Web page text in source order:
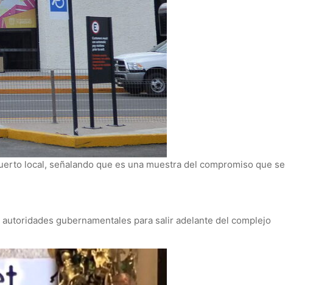
local, señalando que es una muestra del compromiso que se
gubernamentales para salir adelante del complejo